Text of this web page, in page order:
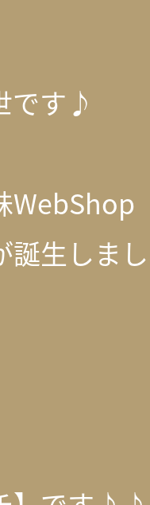
です♪
WebShop
誕生しま